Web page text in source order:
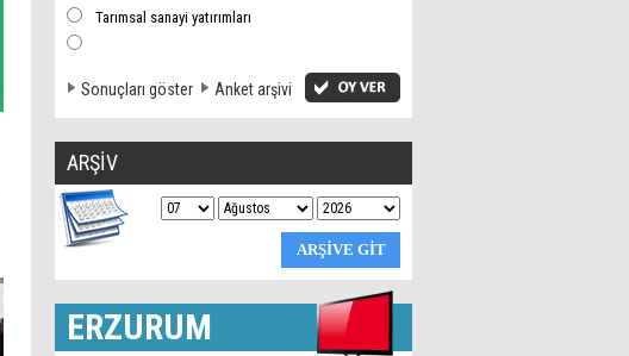
Tarımsal sanayi yatırımları
Sonuçları göster Anket arşivi
ARŞİV
ERZURUM